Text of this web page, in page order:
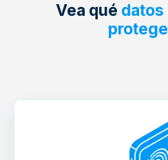
Vea qué datos